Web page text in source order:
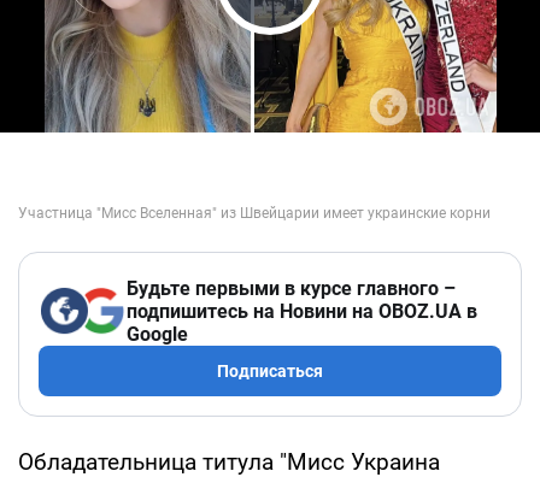
Play Video
Будьте первыми в курсе главного –
подпишитесь на Новини на OBOZ.UA в
Google
Подписаться
Обладательница титула "Мисс Украина